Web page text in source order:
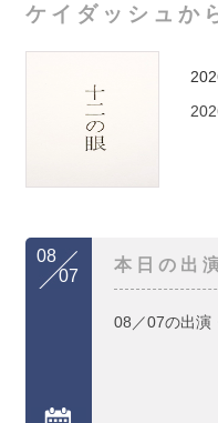
ケイダッシュか
08
07
本日の出
08／07の出演